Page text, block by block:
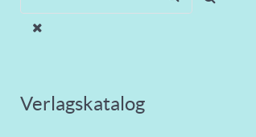
Verlagskatalog